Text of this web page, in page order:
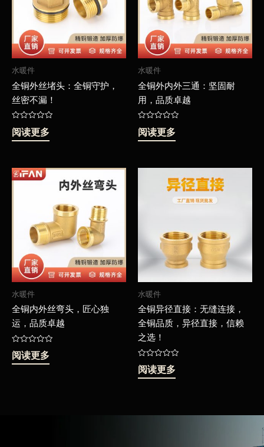
水暖件
全铜外丝堵头：全铜守护，
丝密不漏！
评
分
0
阅读更多
水暖件
全铜外内外三通：坚固耐
用，品质卓越
评
分
0
阅读更多
水暖件
全铜内外丝弯头，匠心独
运，品质卓越
评
分
0
阅读更多
水暖件
全铜异径直接：无缝连接，
全铜品质，异径直接，信赖
之选！
评
分
0
阅读更多